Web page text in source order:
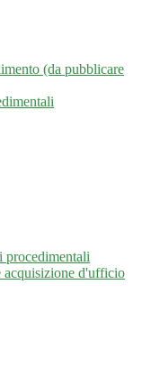
(da pubblicare
procedimentali
acquisizione d'ufficio